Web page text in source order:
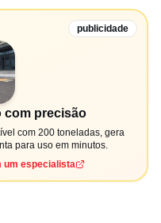
publicidade
com precisão
com 200 toneladas, gera
para uso em minutos.
um especialista